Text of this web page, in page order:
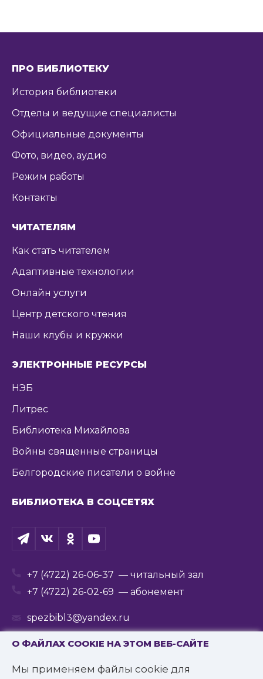
О ФАЙЛАХ COOKIE НА ЭТОМ ВЕБ-САЙТЕ
Мы применяем файлы cookie для
ПРО БИБЛИОТЕКУ
История библиотеки
Отделы и ведущие специалисты
Официальные документы
Фото, видео, аудио
Режим работы
Контакты
ЧИТАТЕЛЯМ
Как стать читателем
Адаптивные технологии
Онлайн услуги
Центр детского чтения
Наши клубы и кружки
ЭЛЕКТРОННЫЕ РЕСУРСЫ
НЭБ
Литрес
Библиотека Михайлова
Войны священные страницы
Белгородские писатели о войне
БИБЛИОТЕКА В СОЦСЕТЯХ
+7 (4722) 26-06-37 — читальный зал
+7 (4722) 26-02-69 — абонемент
spezbibl3@yandex.ru